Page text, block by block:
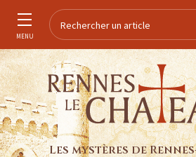
MENU
Les mystères de